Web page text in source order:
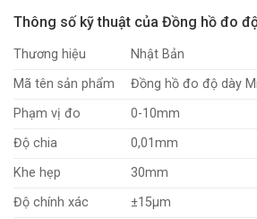
Thông số kỹ thuật của Đồng hồ đo
Thương hiệu
Nhật Bản
Mã tên sản phẩm
Đồng hồ đo độ dày
Phạm vị đo
0-10mm
Độ chia
0,01mm
Khe hẹp
30mm
Độ chính xác
±15µm